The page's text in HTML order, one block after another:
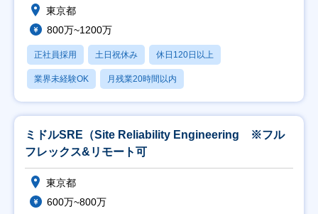
東京都
800万~1200万
正社員採用 土日祝休み 休日120日以上
業界未経験OK 月残業20時間以内
ミドルSRE（Site Reliability Engineering ※フル
フレックス&リモート可
東京都
600万~800万